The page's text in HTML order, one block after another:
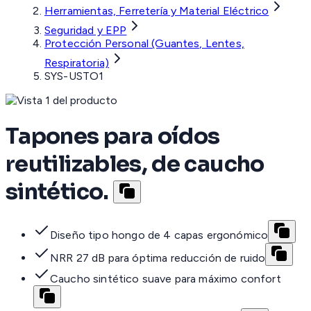
Herramientas, Ferretería y Material Eléctrico
Seguridad y EPP
Protección Personal (Guantes, Lentes,
Respiratoria)
SYS-USTO1
Tapones para oídos
reutilizables, de caucho
sintético.
Diseño tipo hongo de 4 capas ergonómico
NRR 27 dB para óptima reducción de ruido
Caucho sintético suave para máximo confort